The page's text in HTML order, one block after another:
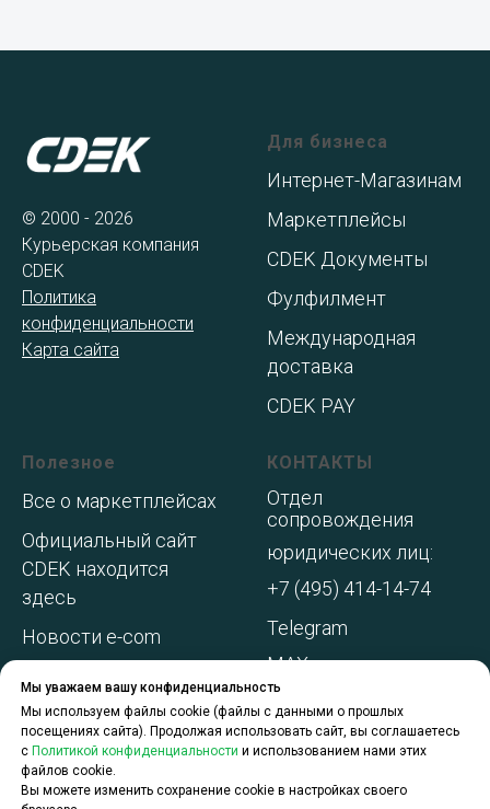
Мы уважаем вашу конфиденциальность
Мы используем файлы cookie (файлы с данными о прошлых
посещениях сайта). Продолжая использовать сайт, вы соглашаетесь
с Политикой конфиденциальности и использованием нами этих
файлов cookie.
Вы можете изменить сохранение cookie в настройках своего
© 2000 - 2026
Курьерская компания
CDEK
Политика
конфиденциальности
Карта сайта
Для бизнеса
Интернет-Магазинам
Маркетплейсы
CDEK Документы
Фулфилмент
Международная
доставка
CDEK PAY
Полезное
Все о маркетплейсах
Официальный сайт
CDEK находится
здесь
Новости e-com
Акции и
спецпредложения
О компании
КОНТАКТЫ
Отдел
сопровождения
юридических лиц:
+7 (495) 414-14-74
Telegram
MAX